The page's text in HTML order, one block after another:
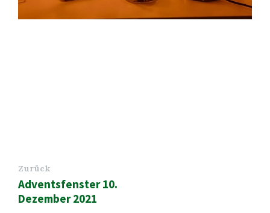
Zurück
Adventsfenster 10.
Dezember 2021